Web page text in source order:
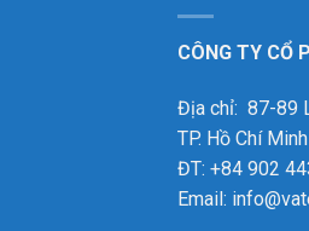
CÔNG TY CỔ
Địa chỉ: 87-89
TP. Hồ Chí Minh
ĐT: +84 902
Email: